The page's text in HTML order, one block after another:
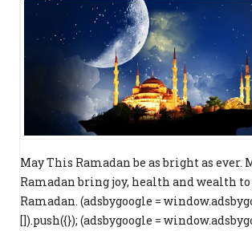
May This Ramadan be as bright as ever.
Ramadan bring joy, health and wealth to
Ramadan. (adsbygoogle =
[]).push({}); (adsbygoogle =